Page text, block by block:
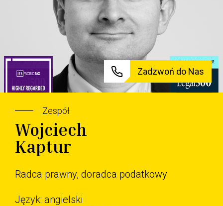
Zespół
Wojciech
Kaptur
Radca prawny, doradca podatkowy
Język: angielski
Zadzwoń do Nas